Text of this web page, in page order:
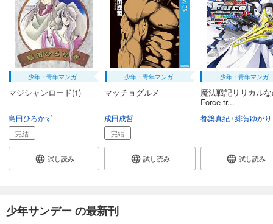
少年・青年マンガ
マジシャンロード(1)
島田ひろかず
完結
試し読み
少年・青年マンガ
マッチョグルメ
成田成哲
完結
試し読み
少年・青年マンガ
魔法戦記リリカル
Force tr...
都築真紀 緋賀ゆかり
試し読み
少年サンデー の最新刊